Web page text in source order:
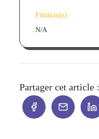
Finition(s)
N/A
Partager cet article :